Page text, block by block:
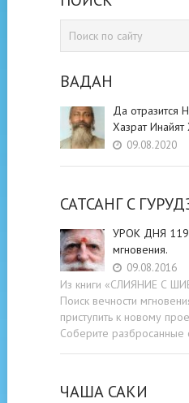
ВАДАН
Да отразится
Хазрат Инайят
09.08.2020
САТСАНГ C
УРОК ДНЯ 119:
мгновения.
09.08.2016
Из книги «СЛИЯНИЕ С
Поиск вечности
приступить к новому
Соберите разбросанные
ЧАША САКИ